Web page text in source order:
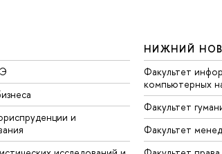
и
НИЖНИЙ
Факультет
компьютерных
Факультет
Факультет